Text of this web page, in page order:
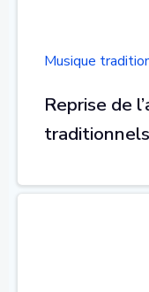
Musique
Reprise de
traditionnels